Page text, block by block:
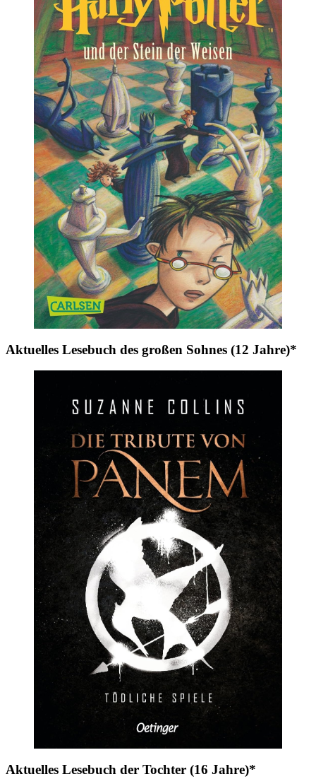
Aktuelles Lesebuch des großen Sohnes (12 Jahre)*
Aktuelles Lesebuch der Tochter (16 Jahre)*